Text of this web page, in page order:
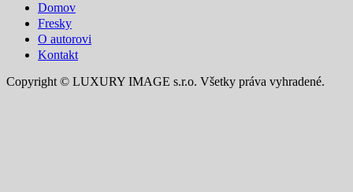
Domov
Fresky
O autorovi
Kontakt
Copyright © LUXURY IMAGE s.r.o. Všetky práva vyhradené.